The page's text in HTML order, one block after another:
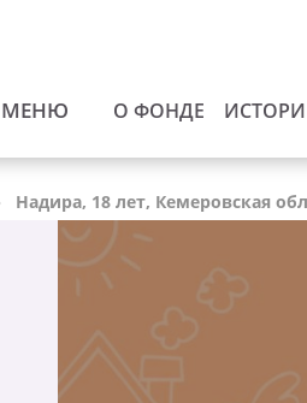
МЕНЮ О ФОНДЕ
Надира, 18 лет, Кемеровская